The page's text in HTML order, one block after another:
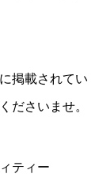
掲載されてい
ださいませ。
ティー